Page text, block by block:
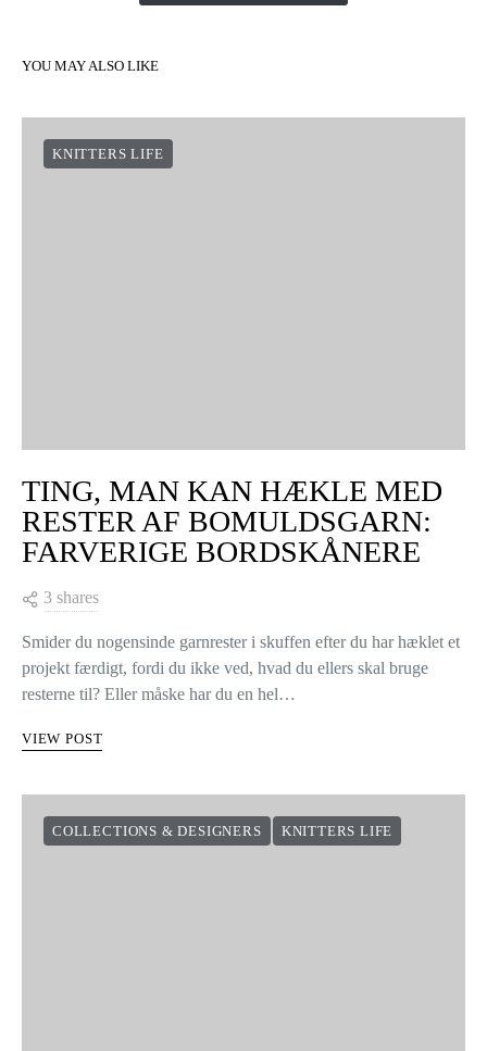
YOU MAY ALSO LIKE
KNITTERS LIFE
TING, MAN KAN HÆKLE MED
RESTER AF BOMULDSGARN:
FARVERIGE BORDSKÅNERE
3 shares
Smider du nogensinde garnrester i skuffen efter du har hæklet et
projekt færdigt, fordi du ikke ved, hvad du ellers skal bruge
resterne til? Eller måske har du en hel…
VIEW POST
COLLECTIONS & DESIGNERS KNITTERS LIFE